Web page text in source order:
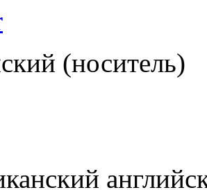
(носитель)